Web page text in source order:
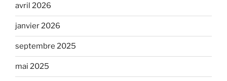
avril 2026
janvier 2026
septembre 2025
mai 2025